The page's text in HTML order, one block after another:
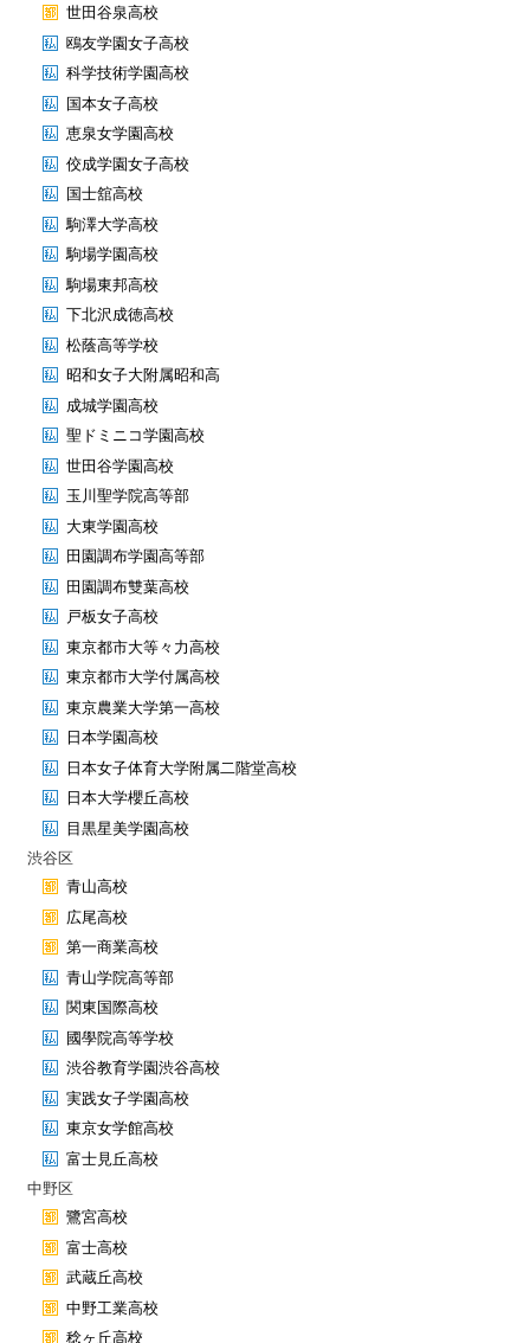
世田谷泉高校
鴎友学園女子高校
科学技術学園高校
国本女子高校
恵泉女学園高校
佼成学園女子高校
国士舘高校
駒澤大学高校
駒場学園高校
駒場東邦高校
下北沢成徳高校
松蔭高等学校
昭和女子大附属昭和高
成城学園高校
聖ドミニコ学園高校
世田谷学園高校
玉川聖学院高等部
大東学園高校
田園調布学園高等部
田園調布雙葉高校
戸板女子高校
東京都市大等々力高校
東京都市大学付属高校
東京農業大学第一高校
日本学園高校
日本女子体育大学附属二階堂高校
日本大学櫻丘高校
目黒星美学園高校
渋谷区
青山高校
広尾高校
第一商業高校
青山学院高等部
関東国際高校
國學院高等学校
渋谷教育学園渋谷高校
実践女子学園高校
東京女学館高校
富士見丘高校
中野区
鷺宮高校
富士高校
武蔵丘高校
中野工業高校
稔ヶ丘高校